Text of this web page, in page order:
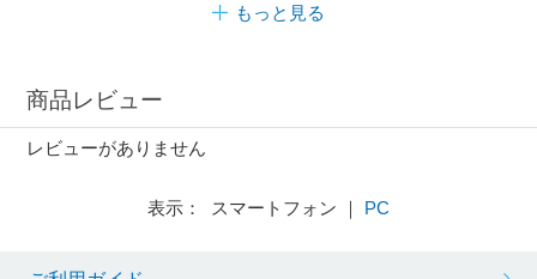
もっと見る
商品レビュー
レビューがありません
表示： スマートフォン ｜ PC